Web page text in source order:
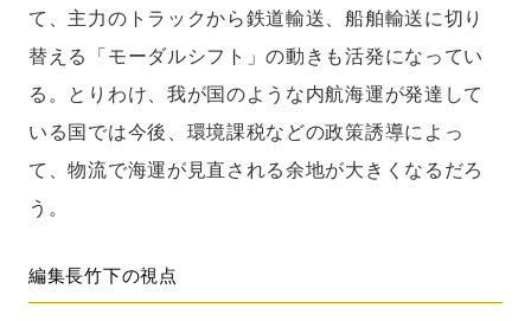
て、主力のトラックから鉄道輸送、船舶輸送に切り
替える「モーダルシフト」の動きも活発になってい
る。とりわけ、我が国のような内航海運が発達して
いる国では今後、環境課税などの政策誘導によっ
て、物流で海運が見直される余地が大きくなるだろ
う。
編集長竹下の視点